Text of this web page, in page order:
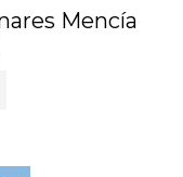
Mencía